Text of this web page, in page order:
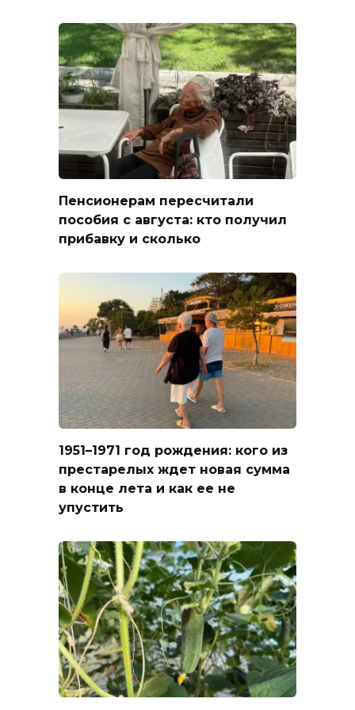
Пенсионерам пересчитали
пособия с августа: кто получил
прибавку и сколько
1951–1971 год рождения: кого из
престарелых ждет новая сумма
в конце лета и как ее не
упустить